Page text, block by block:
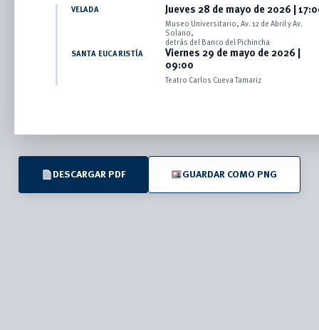
VELADA Jueves 28 de mayo de 2026 |
Museo Universitario, Av. 12 de Abril y Av.
Solano,
detrás del Banco del Pichincha
SANTA EUCARISTÍA
Viernes 29 de mayo de 2026 |
09:00
Teatro Carlos Cueva Tamariz
DESCARGAR PDF GUARDAR COMO PNG